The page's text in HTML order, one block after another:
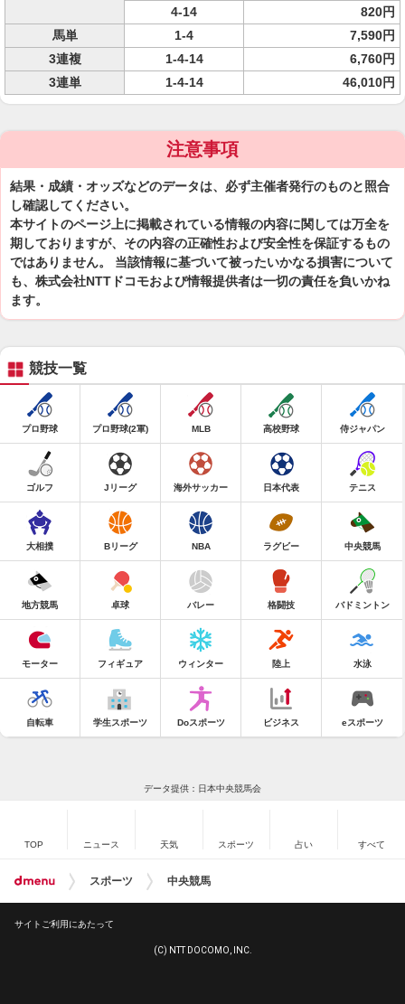
4-14
820円
馬単
1-4
7,590円
3連複
1-4-14
6,760円
3連単
1-4-14 46,010円
注意事項
結果・成績・オッズなどのデータは、必ず主催者発行のものと照合
し確認してください。
本サイトのページ上に掲載されている情報の内容に関しては万全を
期しておりますが、その内容の正確性および安全性を保証するもの
ではありません。 当該情報に基づいて被ったいかなる損害について
も、株式会社NTTドコモおよび情報提供者は一切の責任を負いかね
ます。
競技一覧
プロ野球 プロ野球(2軍) MLB 高校野球 侍ジャパン
ゴルフ Jリーグ 海外サッカー 日本代表 テニス
大相撲 Bリーグ NBA ラグビー 中央競馬
地方競馬 卓球 バレー 格闘技 バドミントン
モーター フィギュア ウィンター 陸上 水泳
自転車 学生スポーツ Doスポーツ ビジネス eスポーツ
データ提供：日本中央競馬会
TOP ニュース 天気 スポーツ 占い すべて
スポーツ 中央競馬
サイトご利用にあたって
(C) NTT DOCOMO, INC.